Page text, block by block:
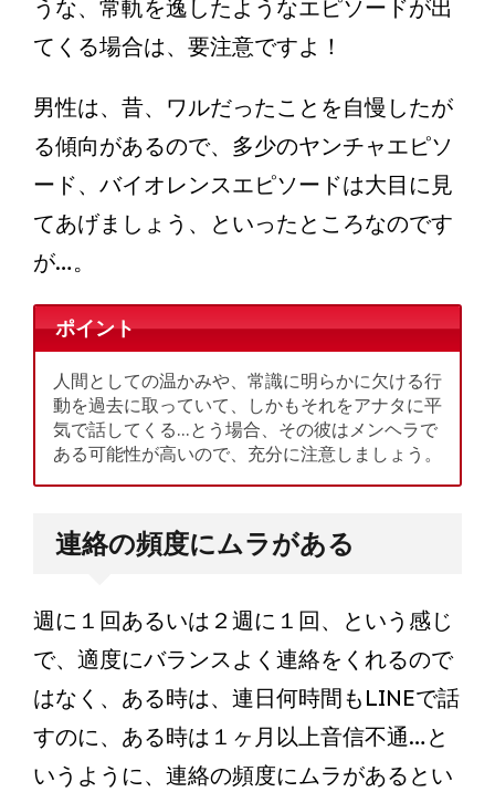
うな、常軌を逸したようなエピソードが出
てくる場合は、要注意ですよ！
男性は、昔、ワルだったことを自慢したが
る傾向があるので、多少のヤンチャエピソ
ード、バイオレンスエピソードは大目に見
てあげましょう、といったところなのです
が…。
ポイント
人間としての温かみや、常識に明らかに欠ける行
動を過去に取っていて、しかもそれをアナタに平
気で話してくる…とう場合、その彼はメンヘラで
ある可能性が高いので、充分に注意しましょう。
連絡の頻度にムラがある
週に１回あるいは２週に１回、という感じ
で、適度にバランスよく連絡をくれるので
はなく、ある時は、連日何時間もLINEで話
すのに、ある時は１ヶ月以上音信不通…と
いうように、連絡の頻度にムラがあるとい